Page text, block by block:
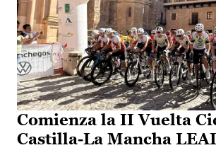
Comienza la II Vuelta
Castilla-La Mancha